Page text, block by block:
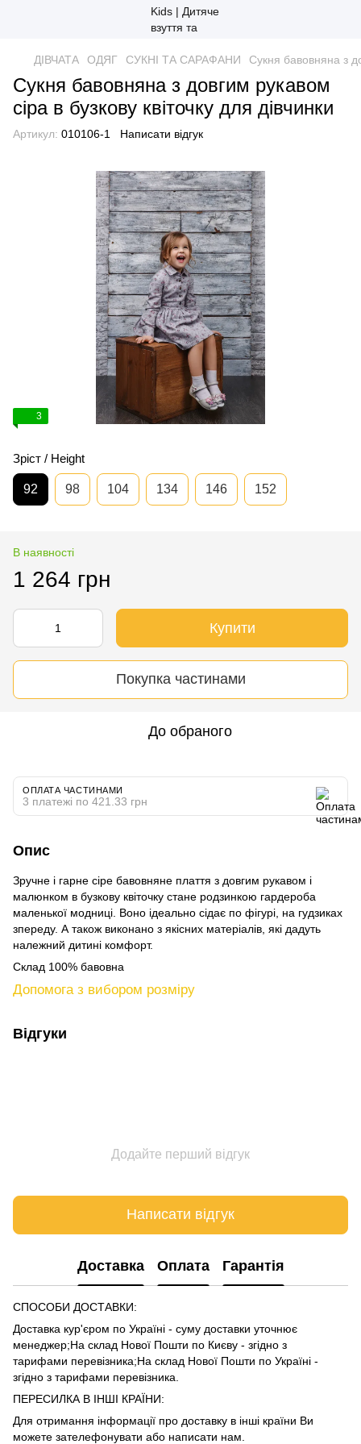
ДІВЧАТА ОДЯГ СУКНІ ТА САРАФАНИ Сукня бавовняна з
Сукня бавовняна з довгим рукавом
сіра в бузкову квіточку для дівчинки
Артикул: 010106-1 Написати відгук
3
Зріст / Height
92 98 104 134 146 152
В наявності
1 264 грн
Купити
Покупка частинами
До обраного
ОПЛАТА ЧАСТИНАМИ
3 платежі по 421.33 грн
Опис
Зручне і гарне сіре бавовняне плаття з довгим рукавом і
малюнком в бузкову квіточку стане родзинкою гардероба
маленької модниці. Воно ідеально сідає по фігурі, на гудзиках
зпереду. А також виконано з якісних матеріалів, які дадуть
належний дитині комфорт.
Склад 100% бавовна
Допомога з вибором розміру
Відгуки
Додайте перший відгук
Написати відгук
Доставка Оплата Гарантія
СПОСОБИ ДОСТАВКИ:
Доставка кур'єром по Україні - суму доставки уточнює
менеджер;На склад Нової Пошти по Києву - згідно з
тарифами перевізника;На склад Нової Пошти по Україні -
згідно з тарифами перевізника
ПЕРЕСИЛКА В ІНШІ КРАЇНИ:
Для отримання інформації про доставку в інші країни Ви
можете зателефонувати або написати нам.